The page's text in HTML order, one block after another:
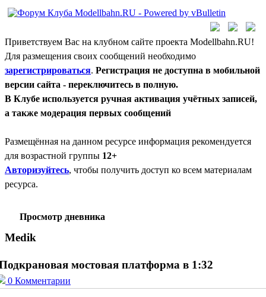
Приветствуем Вас на клубном сайте проекта Modellbahn.RU!
Для размещения своих сообщений необходимо
зарегистрироваться. Регистрация не доступна в мобильной
версии сайта - переключитесь в полную.
В Клубе используется ручная активация учётных записей,
а также модерация первых сообщений
Размещённая на данном ресурсе информация рекомендуется
для возрастной группы 12+
Авторизуйтесь, чтобы получить доступ ко всем материалам
ресурса.
Просмотр дневника
Medik
мостовая платформа в 1:32
0 Комментарии